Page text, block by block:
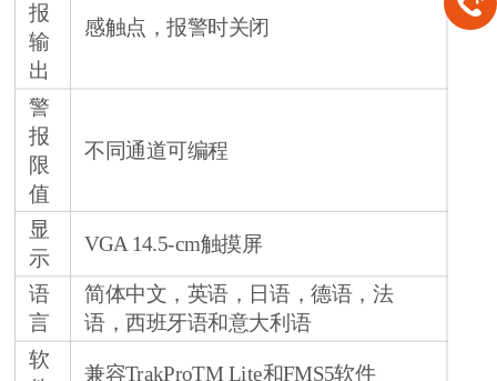
报
输
出
感触点，报警时关闭
警
报
限
值
不同通道可编程
显
示
VGA 14.5-cm触摸屏
语
言
简体中文，英语，日语，德语，法
语，西班牙语和意大利语
软
兼容TrakProTM Lite和FMS5软件